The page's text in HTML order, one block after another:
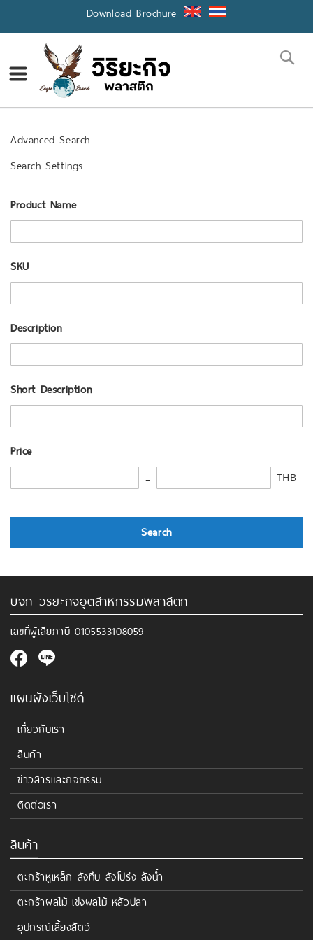
Skip
to
Download Brochure
Advanced Search
Search Settings
Product Name
SKU
Description
Short Description
Price
THB
Search
บจก วิริยะกิจอุตสาหกรรมพลาสติก
เลขที่ผู้เสียภาษี0105533108059
แผนผังเว็บไซด์
เกี่ยวกับเรา
สินค้า
ข่าวสารและกิจกรรม
ติดต่อเรา
สินค้า
ตะกร้าหูเหล็ก ลังทึบ ลังโปร่ง ลังน้ำ
ตะกร้าผลไม้ เข่งผลไม้ หลัวปลา
อุปกรณ์เลี้ยงสัตว์